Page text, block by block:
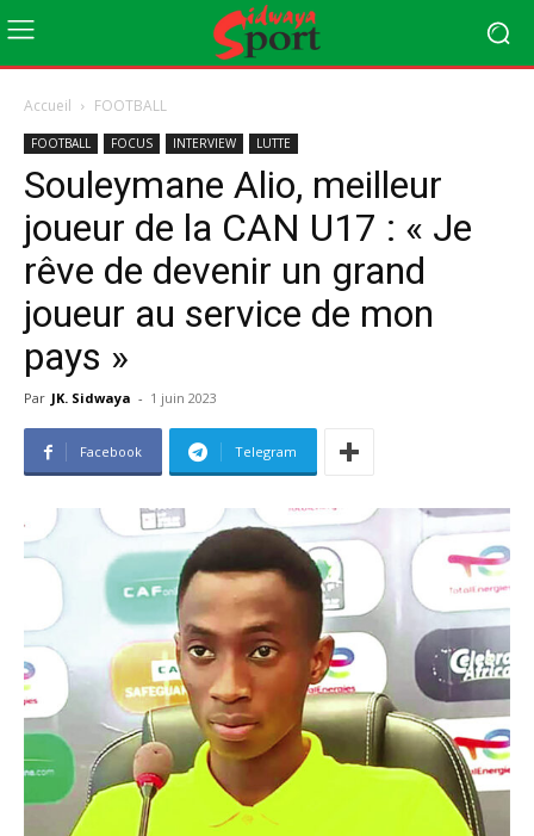
Accueil FOOTBALL
FOOTBALL FOCUS INTERVIEW LUTTE
Souleymane Alio, meilleur
joueur de la CAN U17 : « Je
rêve de devenir un grand
joueur au service de mon
pays »
Par JK. Sidwaya - 1 juin 2023
Facebook Telegram